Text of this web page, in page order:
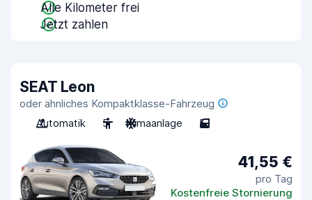
Alle Kilometer frei
Jetzt zahlen
SEAT Leon
oder ähnliches Kompaktklasse-Fahrzeug
Automatik
5 Klimaanlage 5
41,55 €
pro Tag
Kostenfreie Stornierung